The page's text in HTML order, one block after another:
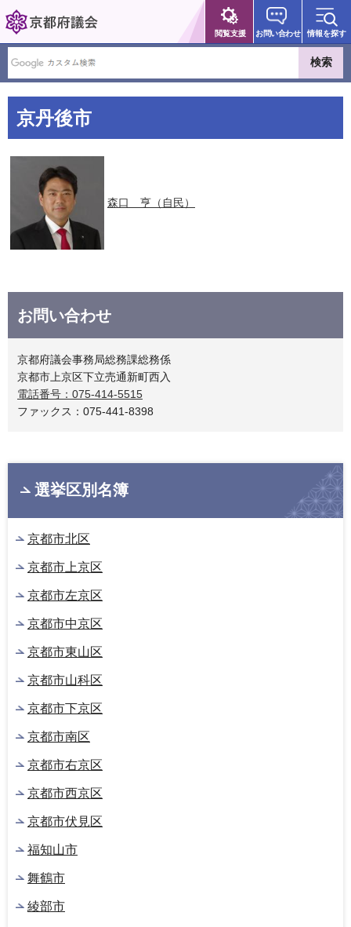
京都府議会
閲覧支援 お問い合わせ 情報を探す
京丹後市
森口 亨（自民）
お問い合わせ
京都府議会事務局総務課総務係
京都市上京区下立売通新町西入
電話番号：075-414-5515
ファックス：075-441-8398
選挙区別名簿
京都市北区
京都市上京区
京都市左京区
京都市中京区
京都市東山区
京都市山科区
京都市下京区
京都市南区
京都市右京区
京都市西京区
京都市伏見区
福知山市
舞鶴市
綾部市